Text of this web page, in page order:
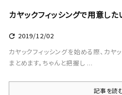
カヤックフィッシングで用意し
 2019/12/02
カヤックフィッシングを始める際、カ
まとめます。ちゃんと把握し ...
記事を読